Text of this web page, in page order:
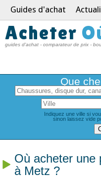
Guides d'achat
Acheter
guides d'achat - comparateur de prix -
Que
Indiquez une ville si
sinon laissez vide
Où acheter une
à Metz ?